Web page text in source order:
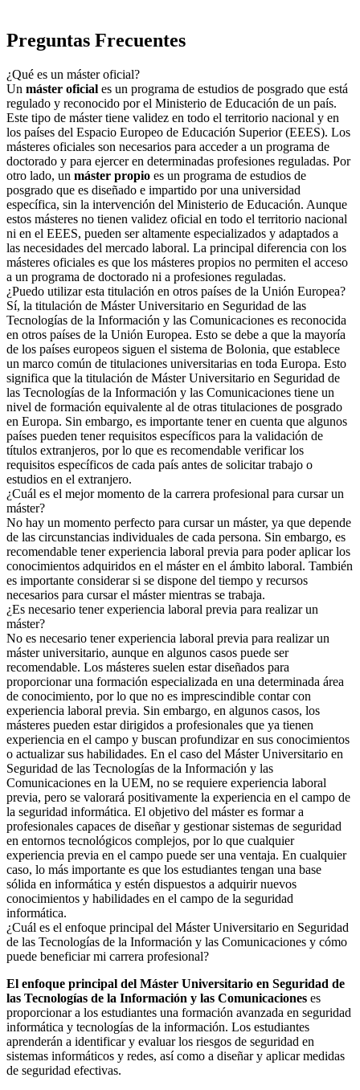
Preguntas Frecuentes
¿Qué es un máster oficial?
Un máster oficial es un programa de estudios de posgrado que está
regulado y reconocido por el Ministerio de Educación de un país.
Este tipo de máster tiene validez en todo el territorio nacional y en
los países del Espacio Europeo de Educación Superior (EEES). Los
másteres oficiales son necesarios para acceder a un programa de
doctorado y para ejercer en determinadas profesiones reguladas. Por
otro lado, un máster propio es un programa de estudios de
posgrado que es diseñado e impartido por una universidad
específica, sin la intervención del Ministerio de Educación. Aunque
estos másteres no tienen validez oficial en todo el territorio nacional
ni en el EEES, pueden ser altamente especializados y adaptados a
las necesidades del mercado laboral. La principal diferencia con los
másteres oficiales es que los másteres propios no permiten el acceso
a un programa de doctorado ni a profesiones reguladas.
¿Puedo utilizar esta titulación en otros países de la Unión Europea?
Sí, la titulación de Máster Universitario en Seguridad de las
Tecnologías de la Información y las Comunicaciones es reconocida
en otros países de la Unión Europea. Esto se debe a que la mayoría
de los países europeos siguen el sistema de Bolonia, que establece
un marco común de titulaciones universitarias en toda Europa. Esto
significa que la titulación de Máster Universitario en Seguridad de
las Tecnologías de la Información y las Comunicaciones tiene un
nivel de formación equivalente al de otras titulaciones de posgrado
en Europa. Sin embargo, es importante tener en cuenta que algunos
países pueden tener requisitos específicos para la validación de
títulos extranjeros, por lo que es recomendable verificar los
requisitos específicos de cada país antes de solicitar trabajo o
estudios en el extranjero.
¿Cuál es el mejor momento de la carrera profesional para cursar un
máster?
No hay un momento perfecto para cursar un máster, ya que depende
de las circunstancias individuales de cada persona. Sin embargo, es
recomendable tener experiencia laboral previa para poder aplicar los
conocimientos adquiridos en el máster en el ámbito laboral. También
es importante considerar si se dispone del tiempo y recursos
necesarios para cursar el máster mientras se trabaja.
¿Es necesario tener experiencia laboral previa para realizar un
máster?
No es necesario tener experiencia laboral previa para realizar un
máster universitario, aunque en algunos casos puede ser
recomendable. Los másteres suelen estar diseñados para
proporcionar una formación especializada en una determinada área
de conocimiento, por lo que no es imprescindible contar con
experiencia laboral previa. Sin embargo, en algunos casos, los
másteres pueden estar dirigidos a profesionales que ya tienen
experiencia en el campo y buscan profundizar en sus conocimientos
o actualizar sus habilidades. En el caso del Máster Universitario en
Seguridad de las Tecnologías de la Información y las
Comunicaciones en la UEM, no se requiere experiencia laboral
previa, pero se valorará positivamente la experiencia en el campo de
la seguridad informática. El objetivo del máster es formar a
profesionales capaces de diseñar y gestionar sistemas de seguridad
en entornos tecnológicos complejos, por lo que cualquier
experiencia previa en el campo puede ser una ventaja. En cualquier
caso, lo más importante es que los estudiantes tengan una base
sólida en informática y estén dispuestos a adquirir nuevos
conocimientos y habilidades en el campo de la seguridad
informática.
¿Cuál es el enfoque principal del Máster Universitario en Seguridad
de las Tecnologías de la Información y las Comunicaciones y cómo
puede beneficiar mi carrera profesional?
El enfoque principal del Máster Universitario en Seguridad de
las Tecnologías de la Información y las Comunicaciones es
proporcionar a los estudiantes una formación avanzada en seguridad
informática y tecnologías de la información. Los estudiantes
aprenderán a identificar y evaluar los riesgos de seguridad en
sistemas informáticos y redes, así como a diseñar y aplicar medidas
de seguridad efectivas.